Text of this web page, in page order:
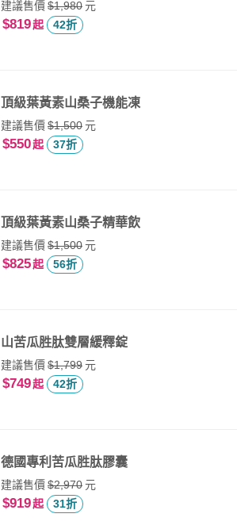
建議售價$1,980元
$819起 42折
頂級葉黃素山桑子機能凍
建議售價$1,500元
$550起 37折
頂級葉黃素山桑子精華飲
建議售價$1,500元
$825起 56折
山苦瓜胜肽雙層緩釋錠
建議售價$1,799元
$749起 42折
德國專利苦瓜胜肽膠囊
建議售價$2,970元
$919起 31折